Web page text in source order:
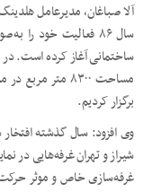
آلا صباغان، مدیرعامل
سال ۸۶ فعالیت خود
مساحت ۸۳۰۰
برگزار کردیم.
وی افزود: سال گذشته
شیراز و تهران غرفه‌هایی در
غرفه‌سازی خاص و موثر